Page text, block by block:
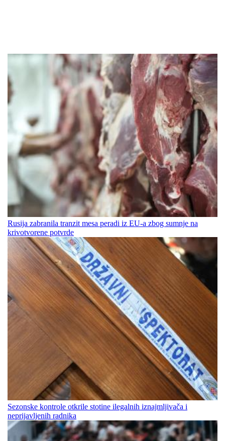
Rusija zabranila tranzit mesa peradi iz EU-a zbog sumnje na
krivotvorene potvrde
Sezonske kontrole otkrile stotine ilegalnih iznajmljivača i
neprijavljenih radnika